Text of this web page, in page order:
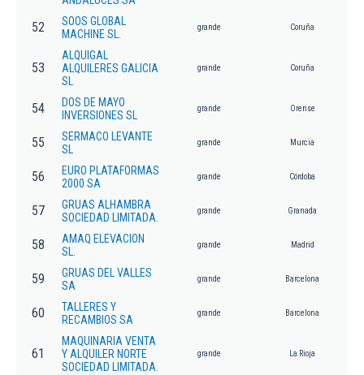
52
SOOS GLOBAL
MACHINE SL.
grande Coruña
53
ALQUIGAL
ALQUILERES GALICIA
SL
grande Coruña
54
DOS DE MAYO
INVERSIONES SL
grande Orense
55
SERMACO LEVANTE
SL
grande Murcia
56
EURO PLATAFORMAS
2000 SA
grande Córdoba
57
GRUAS ALHAMBRA
SOCIEDAD LIMITADA.
grande Granada
58
AMAQ ELEVACION
SL.
grande Madrid
59
GRUAS DEL VALLES
SA
grande Barcelona
60
TALLERES Y
RECAMBIOS SA
grande Barcelona
61
MAQUINARIA VENTA
Y ALQUILER NORTE
SOCIEDAD LIMITADA.
grande La Rioja